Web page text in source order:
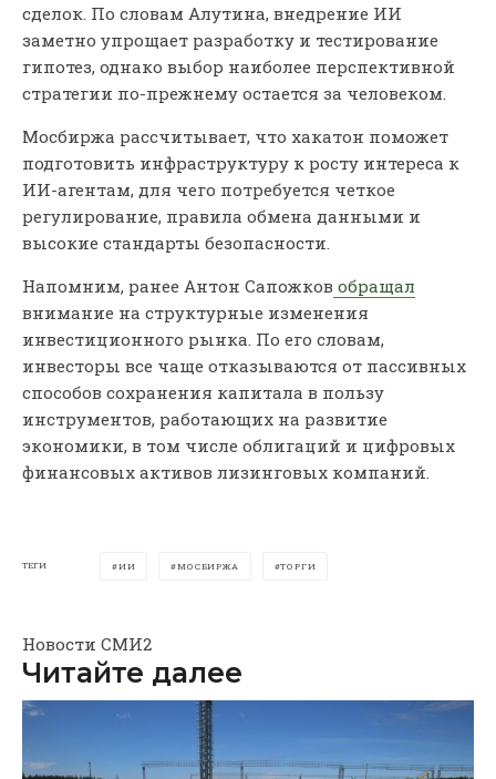
сделок. По словам Алутина, внедрение ИИ
заметно упрощает разработку и тестирование
гипотез, однако выбор наиболее перспективной
стратегии по-прежнему остается за человеком.
Мосбиржа рассчитывает, что хакатон поможет
подготовить инфраструктуру к росту интереса к
ИИ-агентам, для чего потребуется четкое
регулирование, правила обмена данными и
высокие стандарты безопасности.
Напомним, ранее Антон Сапожков обращал
внимание на структурные изменения
инвестиционного рынка. По его словам,
инвесторы все чаще отказываются от пассивных
способов сохранения капитала в пользу
инструментов, работающих на развитие
экономики, в том числе облигаций и цифровых
финансовых активов лизинговых компаний.
ТЕГИ ИИ МОСБИРЖА ТОРГИ
Новости СМИ2
Читайте далее